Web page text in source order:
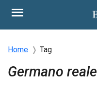
Home Tag
Germano reale